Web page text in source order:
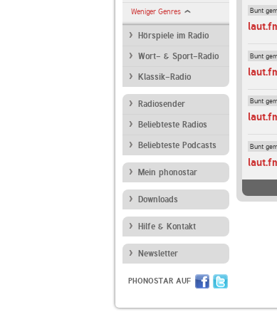
Weniger Genres
Hörspiele im Radio
Wort- & Sport-Radio
Klassik-Radio
Radiosender
Beliebteste Radios
Beliebteste Podcasts
Mein phonostar
Downloads
Hilfe & Kontakt
Newsletter
PHONOSTAR AUF
Bunt
Bunt
Bunt
Bunt